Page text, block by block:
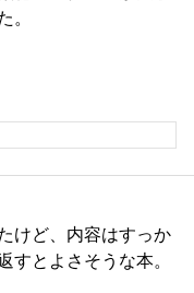
。
けど、内容はすっか
すとよさそうな本。